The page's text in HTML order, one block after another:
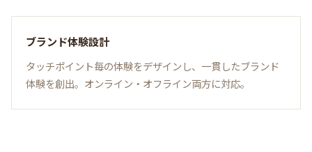
ブランド体験設計
タッチポイント毎の体験をデザインし、一貫したブランド
体験を創出。オンライン・オフライン両方に対応。